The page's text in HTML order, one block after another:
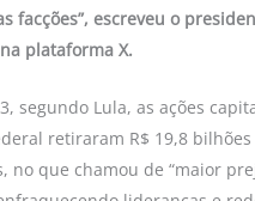
facções”, escreveu o
plataforma X.
segundo Lula, as ações
retiraram R$ 19,8 bilhões
no que chamou de “maior